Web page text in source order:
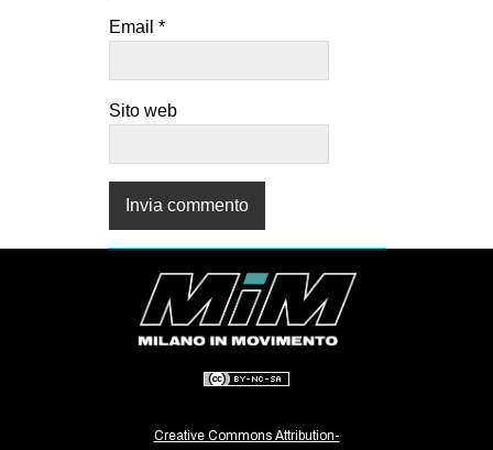
Email *
Sito web
Creative Commons Attribution-